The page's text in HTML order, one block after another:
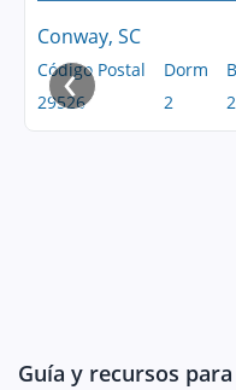
Conway, SC
Código Postal
29526
Dorm
2
2
‹
Guía y recursos